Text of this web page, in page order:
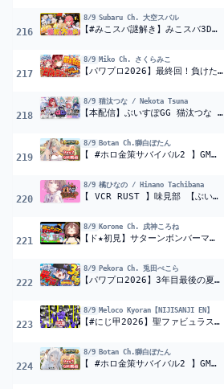
216
8/9 Subaru Ch. 大空スバル
【#みこスバ謎解き】みこスバ3D！謎解き大脱出やるしゅばあああああああああああああああああああああああああああああ！！！！！！：Mystery solving MIKOSUBA 3D【ホロライブ】
217
8/9 Miko Ch. さくらみこ
【パワプロ2026】最終回！負けたら即終了栄冠ナイン3年モードで新・桜咲高校はじめるぞおおおおおおおおおおおおお！！！【ホロライブ/さくらみこ】
218
8/9 猫汰つな / Nekota Tsuna
【本配信】ぶいすぽGG 猫汰つな presents VALORANT【ぶいすぽ / 猫汰つな】
219
8/9 Botan Ch.獅白ぼたん
【 #ホロ金策サバイバル2 】GM視点!セカンドシーズンもホロタウンのラーメン屋ししろぼたんです：Day2【獅白ぼたん/ホロライブ】
220
8/9 橘ひなの / Hinano Tachibana
【 VCR RUST 】味見部 【ぶいすぽっ！/橘ひなの】
221
8/9 Korone Ch. 戌神ころね
【ド★初見】サターンボンバーマン遊ぶ！！【セガサターン】
222
8/9 Pekora Ch. 兎田ぺこら
【パワプロ2026】3年目最後の夏！兎☆ダイナマイト高校 いくぞおおおおおおおおおおお！ぺこ！【ホロライブ/兎田ぺこら】＃パワプロケモミミリーグ
223
8/9 Meloco Kyoran【NIJISANJI EN】
【#にじ甲2026】聖ファビュラス学園☆第四話『目には目を、歯には歯を』2年目春~【NIJISANJI EN￤Meloco Kyoran】
224
8/9 Botan Ch.獅白ぼたん
【 #ホロ金策サバイバル2 】GM視点!セカンドシーズンもホロタウンのラーメン屋ししろぼたんです：Day1【獅白ぼたん/ホロライブ】